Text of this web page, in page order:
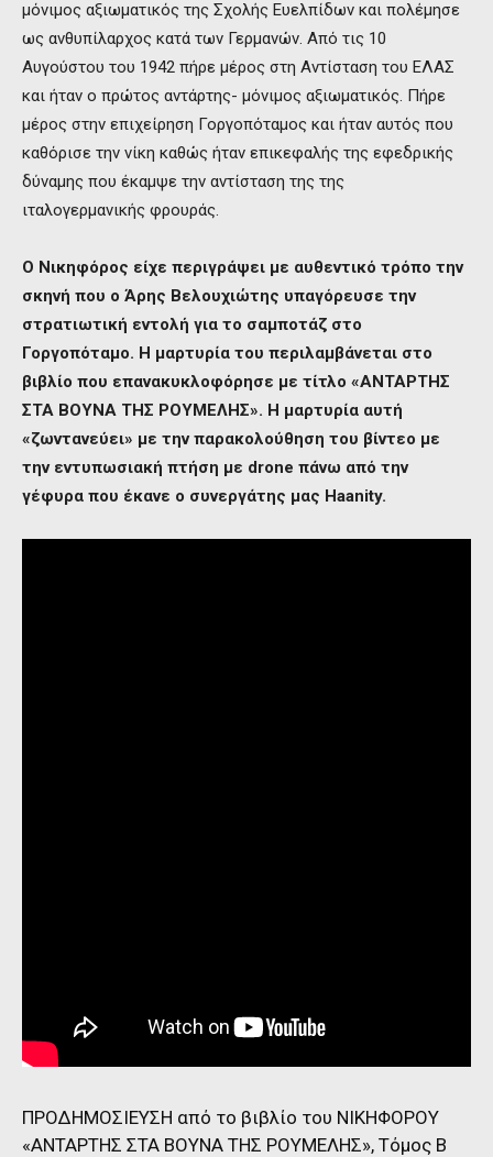
μόνιμος αξιωματικός της Σχολής Ευελπίδων και πολέμησε
ως ανθυπίλαρχος κατά των Γερμανών. Από τις 10
Αυγούστου του 1942 πήρε μέρος στη Αντίσταση του ΕΛΑΣ
και ήταν ο πρώτος αντάρτης- μόνιμος αξιωματικός. Πήρε
μέρος στην επιχείρηση Γοργοπόταμος και ήταν αυτός που
καθόρισε την νίκη καθώς ήταν επικεφαλής της εφεδρικής
δύναμης που έκαμψε την αντίσταση της της
ιταλογερμανικής φρουράς.
Ο Νικηφόρος είχε περιγράψει με αυθεντικό τρόπο την
σκηνή που ο Άρης Βελουχιώτης υπαγόρευσε την
στρατιωτική εντολή για το σαμποτάζ στο
Γοργοπόταμο. Η μαρτυρία του περιλαμβάνεται στο
βιβλίο που επανακυκλοφόρησε με τίτλο «ΑΝΤΑΡΤΗΣ
ΣΤΑ ΒΟΥΝΑ ΤΗΣ ΡΟΥΜΕΛΗΣ». Η μαρτυρία αυτή
«ζωντανεύει» με την παρακολούθηση του βίντεο με
την εντυπωσιακή πτήση με drone πάνω από την
γέφυρα που έκανε ο συνεργάτης μας Haanity.
ΠΡΟΔΗΜΟΣΙΕΥΣΗ από το βιβλίο του ΝΙΚΗΦΟΡΟΥ
«ΑΝΤΑΡΤΗΣ ΣΤΑ ΒΟΥΝΑ ΤΗΣ ΡΟΥΜΕΛΗΣ», Τόμος Β